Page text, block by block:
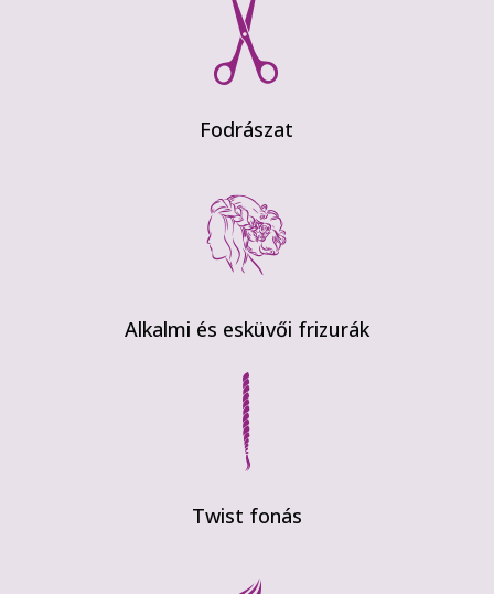
Fodrászat
Alkalmi és esküvői frizurák
Twist fonás